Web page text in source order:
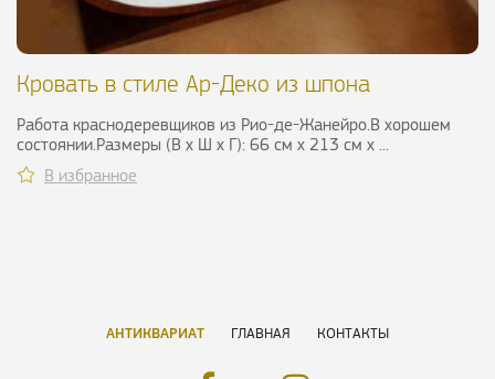
Кровать в стиле Ар-Деко из шпона
Работа краснодеревщиков из Рио-де-Жанейро.В хорошем
состоянии.Размеры (В х Ш х Г): 66 см х 213 см х ...
В избранное
АНТИКВАРИАТ ГЛАВНАЯ КОНТАКТЫ